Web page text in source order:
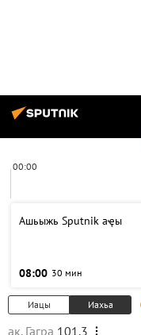
00:00
Ашьыжь Sputnik аҿы
08:00 30 мин
Иацы Иахьа
ақ. Гагра 101.3